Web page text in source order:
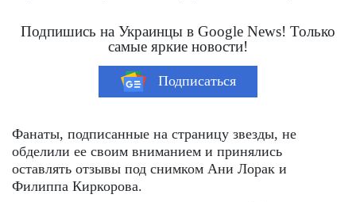
Подпишись на Украинцы в Google News! Только
самые яркие новости!
Подписаться
Фанаты, подписанные на страницу звезды, не
обделили ее своим вниманием и принялись
оставлять отзывы под снимком Ани Лорак и
Филиппа Киркорова.